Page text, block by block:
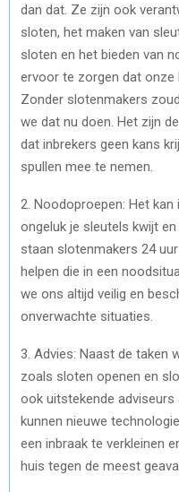
dan dat. Ze zijn ook
sloten, het maken van
sloten en het bieden van
ervoor te zorgen dat onze
Zonder slotenmakers
we dat nu doen. Het zijn
dat inbrekers geen kans
spullen mee te nemen.
2. Noodoproepen: Het
ongeluk je sleutels kwijt
staan slotenmakers 24
helpen die in een
we ons altijd veilig en
onverwachte situaties.
3. Advies: Naast de taken
zoals sloten openen en
ook uitstekende
kunnen nieuwe
een inbraak te verkleinen
huis tegen de meest